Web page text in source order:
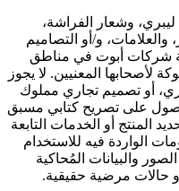
ليبري، وشعار الفراشة،
و/أو التصاميم
شركات أبوت في مناطق
لأصحابها المعنيين. لا يجوز
أو تصميم تجاري مملوك
على تصريح كتابي مسبق
المنتج أو الخدمات التابعة
الواردة فيه للاستخدام
والبيانات المُحاكية
حالات مرضية حقيقية.